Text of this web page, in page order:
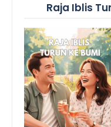
Raja Iblis